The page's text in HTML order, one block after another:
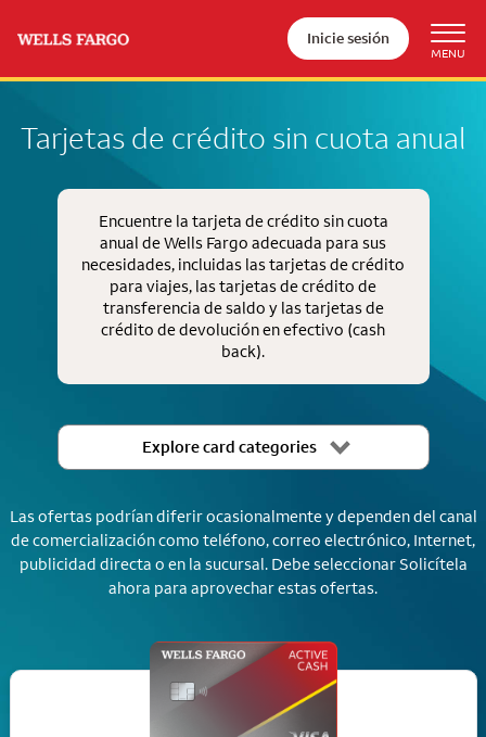
Inicie sesión
Tarjetas de crédito sin cuota anual
Encuentre la tarjeta de crédito sin cuota
anual de Wells Fargo adecuada para sus
necesidades, incluidas las tarjetas de crédito
para viajes, las tarjetas de crédito de
transferencia de saldo y las tarjetas de
crédito de devolución en efectivo (cash
back).
Explore card categories
Las ofertas podrían diferir ocasionalmente y dependen del canal
de comercialización como teléfono, correo electrónico, Internet,
publicidad directa o en la sucursal. Debe seleccionar Solicítela
ahora para aprovechar estas ofertas.